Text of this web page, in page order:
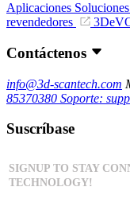
Aplicaciones Soluciones
revendedores
Contáctenos
info@3d-scantech.com
85370380 Soporte:
Suscríbase